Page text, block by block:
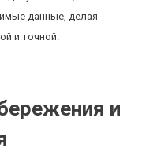
данные, делая
и точной.
и